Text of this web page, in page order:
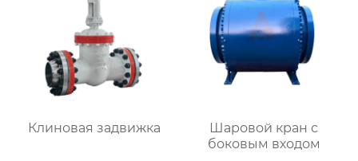
Клиновая задвижка
Шаровой кран с
боковым входом